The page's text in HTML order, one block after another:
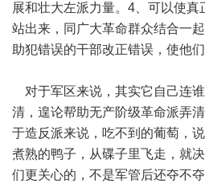
展和壮大左派力量。4、可以使
站出来，同广大革命群众结合一
助犯错误的干部改正错误，使他们
对于军区来说，其实它自己连
清，遑论帮助无产阶级革命派弄
于造反派来说，吃不到的葡萄，
煮熟的鸭子，从碟子里飞走，就
们更关心的，不是军管后还夺不